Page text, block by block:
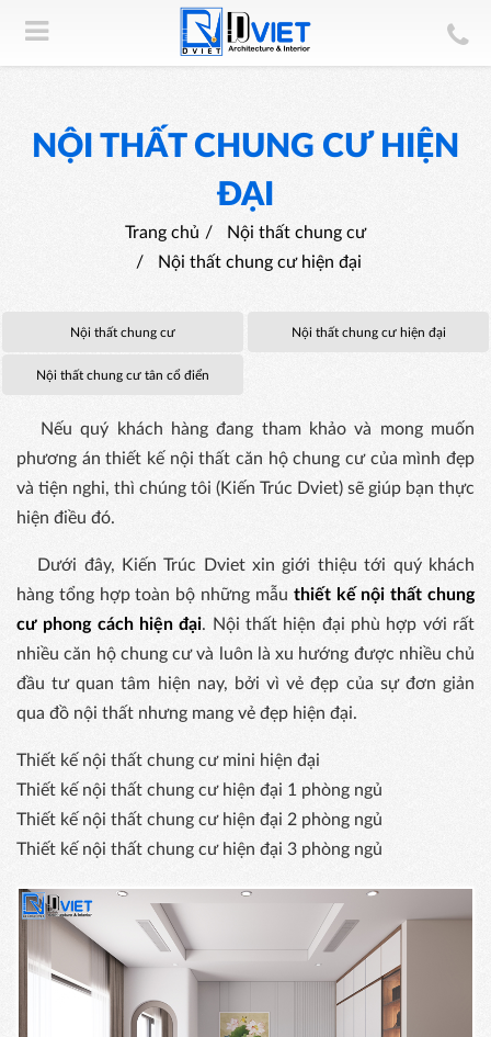
NỘI THẤT CHUNG CƯ HIỆN
ĐẠI
Trang chủ
Nội thất chung cư
Nội thất chung cư hiện đại
Nội thất chung cư Nội thất chung cư hiện đại
Nội thất chung cư tân cổ điển
Nếu quý khách hàng đang tham khảo và mong muốn
phương án thiết kế nội thất căn hộ chung cư của mình đẹp
và tiện nghi, thì chúng tôi (Kiến Trúc Dviet) sẽ giúp bạn thực
hiện điều đó.
Dưới đây, Kiến Trúc Dviet xin giới thiệu tới quý khách
hàng tổng hợp toàn bộ những mẫu thiết kế nội thất chung
cư phong cách hiện đại. Nội thất hiện đại phù hợp với rất
nhiều căn hộ chung cư và luôn là xu hướng được nhiều chủ
đầu tư quan tâm hiện nay, bởi vì vẻ đẹp của sự đơn giản
qua đồ nội thất nhưng mang vẻ đẹp hiện đại.
Thiết kế nội thất chung cư mini hiện đại
Thiết kế nội thất chung cư hiện đại 1 phòng ngủ
Thiết kế nội thất chung cư hiện đại 2 phòng ngủ
Thiết kế nội thất chung cư hiện đại 3 phòng ngủ